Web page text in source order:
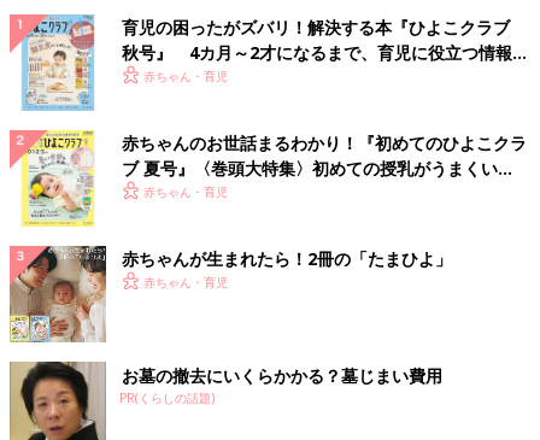
育児の困ったがズバリ！解決する本『ひよこクラブ
秋号』 4カ月～2才になるまで、育児に役立つ情報が
いっぱい！
赤ちゃん・育児
赤ちゃんのお世話まるわかり！『初めてのひよこクラ
ブ 夏号』〈巻頭大特集〉初めての授乳がうまくい
く！ おっぱい・ミルクの基本と夏のトラブル 解決テ
赤ちゃん・育児
赤ちゃんが生まれたら！2冊の「たまひよ」
赤ちゃん・育児
お墓の撤去にいくらかかる？墓じまい費用
PR(くらしの話題)